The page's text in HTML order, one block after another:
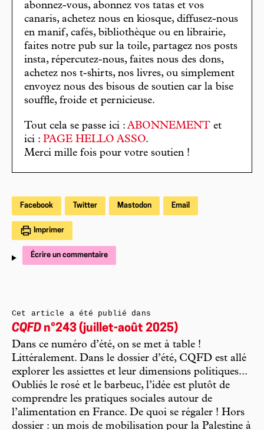
abonnez-vous, abonnez vos tatas et vos
canaris, achetez nous en kiosque, diffusez-nous
en manif, cafés, bibliothèque ou en librairie,
faites notre pub sur la toile, partagez nos posts
insta, répercutez-nous, faites nous des dons,
achetez nos t-shirts, nos livres, ou simplement
envoyez nous des bisous de soutien car la bise
souffle, froide et pernicieuse.
Tout cela se passe ici : ABONNEMENT et
ici : PAGE HELLO ASSO.
Merci mille fois pour votre soutien !
Facebook Twitter Mastodon Email
Imprimer
Écrire un commentaire
Cet article a été publié dans
CQFD n°243 (juillet-août 2025)
Dans ce numéro d’été, on se met à table !
Littéralement. Dans le dossier d’été, CQFD est allé
explorer les assiettes et leur dimensions politiques...
Oubliés le rosé et le barbeuc, l’idée est plutôt de
comprendre les pratiques sociales autour de
l’alimentation en France. De quoi se régaler ! Hors
dossier : un mois de mobilisation pour la Palestine à